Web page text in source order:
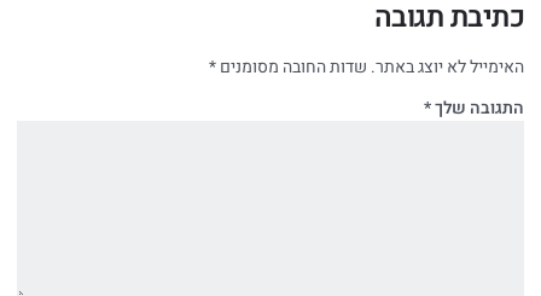
כתיבת תגובה
האימייל לא יוצג באתר. שדות החובה מסומנים*
התגובה שלך*